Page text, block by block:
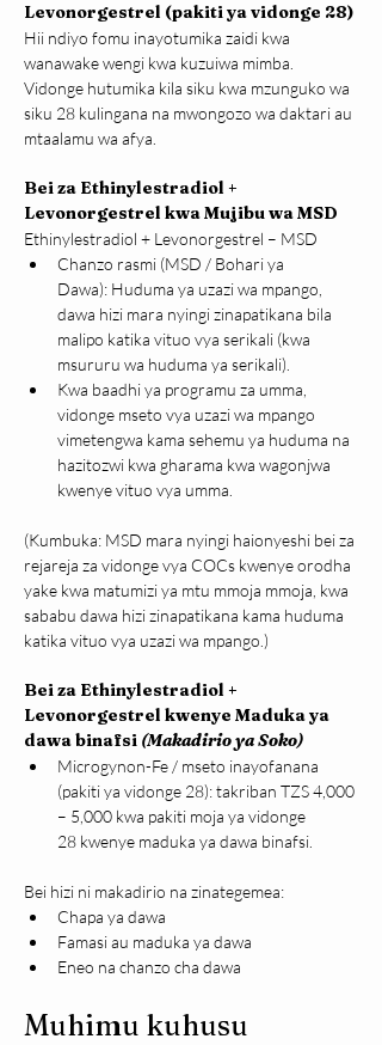
Levonorgestrel (pakiti ya vidonge 28)
Hii ndiyo fomu inayotumika zaidi kwa
wanawake wengi kwa kuzuiwa mimba.
Vidonge hutumika kila siku kwa mzunguko wa
siku 28 kulingana na mwongozo wa daktari au
mtaalamu wa afya.
Bei za Ethinylestradiol +
Levonorgestrel kwa Mujibu wa MSD
Ethinylestradiol + Levonorgestrel – MSD
Chanzo rasmi (MSD / Bohari ya
Dawa): Huduma ya uzazi wa mpango,
dawa hizi mara nyingi zinapatikana bila
malipo katika vituo vya serikali (kwa
msururu wa huduma ya serikali).
Kwa baadhi ya programu za umma,
vidonge mseto vya uzazi wa mpango
vimetengwa kama sehemu ya huduma na
hazitozwi kwa gharama kwa wagonjwa
kwenye vituo vya umma.
(Kumbuka: MSD mara nyingi haionyeshi bei za
rejareja za vidonge vya COCs kwenye orodha
yake kwa matumizi ya mtu mmoja mmoja, kwa
sababu dawa hizi zinapatikana kama huduma
katika vituo vya uzazi wa mpango.)
Bei za Ethinylestradiol +
Levonorgestrel kwenye Maduka ya
dawa binafsi (Makadirio ya Soko)
Microgynon-Fe / mseto inayofanana
(pakiti ya vidonge 28): takriban TZS 4,000
– 5,000 kwa pakiti moja ya vidonge
28 kwenye maduka ya dawa binafsi.
Bei hizi ni makadirio na zinategemea:
Chapa ya dawa
Famasi au maduka ya dawa
Eneo na chanzo cha dawa
Muhimu kuhusu